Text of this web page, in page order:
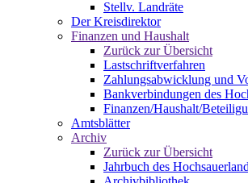
Stellv. Landräte
Der Kreisdirektor
Finanzen und Haushalt
Zurück zur Übersicht
Lastschriftverfahren
Zahlungsabwicklung und
Bankverbindungen des
Finanzen/Haushalt/
Amtsblätter
Archiv
Zurück zur Übersicht
Jahrbuch des